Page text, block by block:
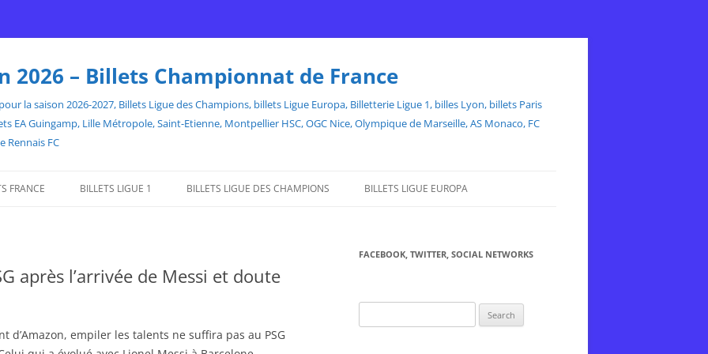
2026 – Billets Championnat de France
la saison 2026-2027, Billets Ligue des Champions, billets Ligue Europa, Billetterie Ligue 1, billes Lyon, billets Paris
EA Guingamp, Lille Métropole, Saint-Etienne, Montpellier HSC, OGC Nice, Olympique de Marseille, AS Monaco, FC
Rennais FC
FRANCE BILLETS LIGUE 1 BILLETS LIGUE DES CHAMPIONS BILLETS LIGUE EUROPA
après l’arrivée de Messi et doute
d’Amazon, empiler les talents ne suffira pas au PSG
FACEBOOK, TWITTER, SOCIAL NETWORKS
for: